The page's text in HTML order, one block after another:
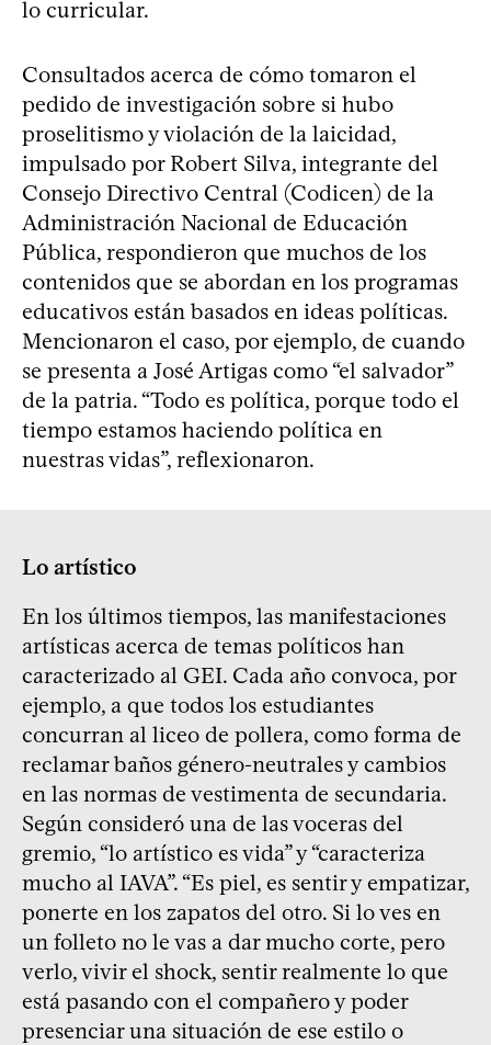
lo curricular.
Consultados acerca de cómo tomaron el
pedido de investigación sobre si hubo
proselitismo y violación de la laicidad,
impulsado por Robert Silva, integrante del
Consejo Directivo Central (Codicen) de la
Administración Nacional de Educación
Pública, respondieron que muchos de los
contenidos que se abordan en los programas
educativos están basados en ideas políticas.
Mencionaron el caso, por ejemplo, de cuando
se presenta a José Artigas como “el salvador”
de la patria. “Todo es política, porque todo el
tiempo estamos haciendo política en
nuestras vidas”, reflexionaron.
Lo artístico
En los últimos tiempos, las manifestaciones
artísticas acerca de temas políticos han
caracterizado al GEI. Cada año convoca, por
ejemplo, a que todos los estudiantes
concurran al liceo de pollera, como forma de
reclamar baños género-neutrales y cambios
en las normas de vestimenta de secundaria.
Según consideró una de las voceras del
gremio, “lo artístico es vida” y “caracteriza
mucho al IAVA”. “Es piel, es sentir y empatizar,
ponerte en los zapatos del otro. Si lo ves en
un folleto no le vas a dar mucho corte, pero
verlo, vivir el shock, sentir realmente lo que
está pasando con el compañero y poder
presenciar una situación de ese estilo o